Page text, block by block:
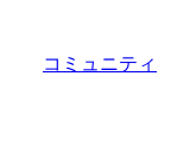
コミュニティ